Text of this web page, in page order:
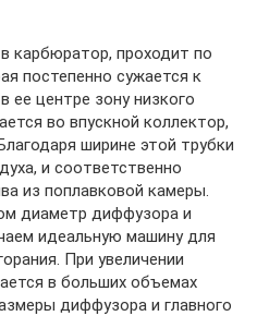
карбюратор, проходит по
постепенно сужается к
ее центре зону низкого
во впускной коллектор,
ширине этой трубки
и соответственно
из поплавковой камеры.
диаметр диффузора и
идеальную машину для
При увеличении
в больших объемах
диффузора и главного